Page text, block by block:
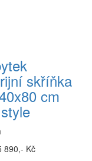
skříňka
cm
890,- Kč